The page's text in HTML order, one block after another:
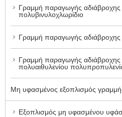
Γραμμή παραγωγής
πολυβινυλοχλωρίδιο
Γραμμή παραγωγής αδιάβροχης
Γραμμή παραγωγής αδιάβροχης
πολυαιθυλενίου
Μη υφασμένος εξοπλισμός
Εξοπλισμός μη υφασμένου